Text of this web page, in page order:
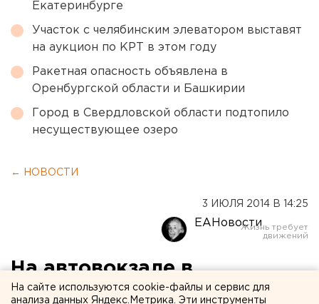
Екатеринбурге
Участок с челябинским элеватором выставят
на аукцион по КРТ в этом году
Ракетная опасность объявлена в
Оренбургской области и Башкирии
Город в Свердловской области подтопило
несуществующее озеро
← НОВОСТИ
3 ИЮЛЯ 2014 В 14:25
ЕАНовости
На автовокзале в
Екатеринбурге на площади
На сайте используются cookie-файлы и сервис для
анализа данных Яндекс.Метрика. Эти инструменты